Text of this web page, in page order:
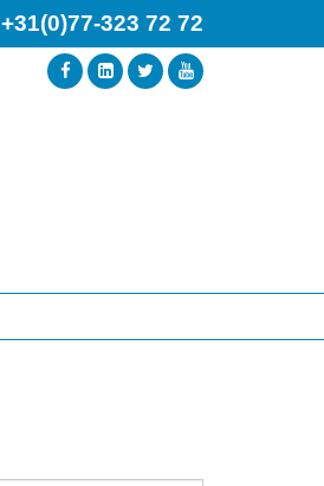
+31(0)77-323 72 72